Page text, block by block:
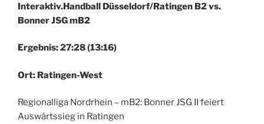
Interaktiv.Handball Düsseldorf/Ratingen B2 vs.
Bonner JSG mB2
Ergebnis: 27:28 (13:16)
Ort: Ratingen-West
Regionalliga Nordrhein – mB2: Bonner JSG II feiert
Auswärtssieg in Ratingen